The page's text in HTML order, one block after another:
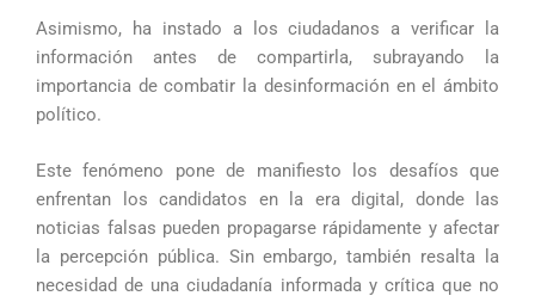
Asimismo, ha instado a los ciudadanos a verificar la
información antes de compartirla, subrayando la
importancia de combatir la desinformación en el ámbito
político.
Este fenómeno pone de manifiesto los desafíos que
enfrentan los candidatos en la era digital, donde las
noticias falsas pueden propagarse rápidamente y afectar
la percepción pública. Sin embargo, también resalta la
necesidad de una ciudadanía informada y crítica que no